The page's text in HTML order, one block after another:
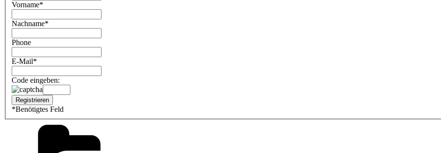
Vorname*
Nachname*
Phone
E-Mail*
Code eingeben:
*Benötigtes Feld